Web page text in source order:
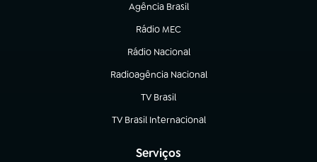
Agência Brasil
(abre em nova aba)
Rádio MEC
(abre em nova aba)
Rádio Nacional
Radioagência Nacional
(abre em nova aba)
TV Brasil
(abre em nova aba)
TV Brasil Internacional
(abre em nova aba)
Serviços